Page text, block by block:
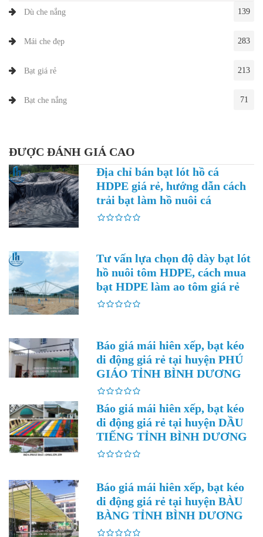
Dù che nắng 139
Mái che đẹp 283
Bạt giá rẻ 213
Bạt che nắng 71
ĐƯỢC ĐÁNH GIÁ CAO
Địa chỉ bán bạt lót hồ cá
HDPE giá rẻ, hướng dẫn cách
trải bạt làm hồ nuôi cá
Tư vấn lựa chọn độ dày bạt lót
hồ nuôi tôm HDPE, cách mua
bạt HDPE làm ao tôm giá rẻ
Báo giá mái hiên xếp, bạt kéo
di động giá rẻ tại huyện PHÚ
GIÁO TỈNH BÌNH DƯƠNG
Báo giá mái hiên xếp, bạt kéo
di động giá rẻ tại huyện DẦU
TIẾNG TỈNH BÌNH DƯƠNG
Báo giá mái hiên xếp, bạt kéo
di động giá rẻ tại huyện BÀU
BÀNG TỈNH BÌNH DƯƠNG